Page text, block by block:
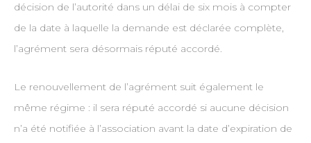
décision de l’autorité dans un délai de six mois à compter
de la date à laquelle la demande est déclarée complète,
l’agrément sera désormais réputé accordé.
Le renouvellement de l’agrément suit également le
même régime : il sera réputé accordé si aucune décision
n’a été notifiée à l’association avant la date d’expiration de